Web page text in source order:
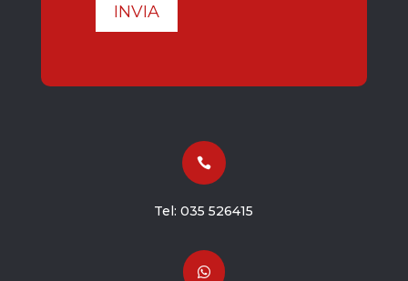
INVIA

Tel:035 526415
